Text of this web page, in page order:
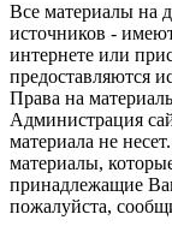
Все материалы на
источников -
интернете или
предоставляются
Права на
Администрация
материала не
материалы,
принадлежащие
пожалуйста,